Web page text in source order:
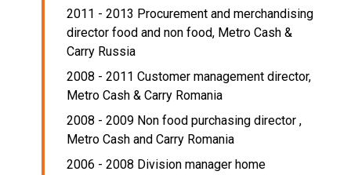
2011 - 2013 Procurement and merchandising
director food and non food, Metro Cash &
Carry Russia
2008 - 2011 Customer management director,
Metro Cash & Carry Romania
2008 - 2009 Non food purchasing director ,
Metro Cash and Carry Romania
2006 - 2008 Division manager home